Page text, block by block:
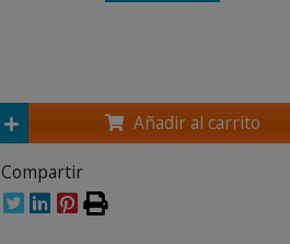
Añadir al carrito
Compartir